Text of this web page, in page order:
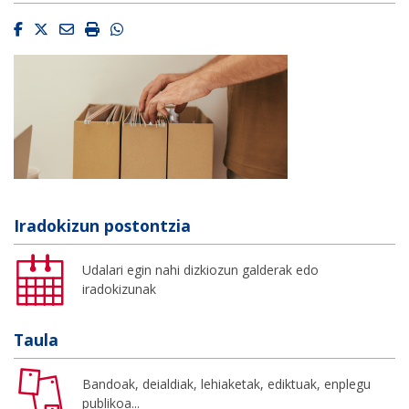
Facebook
Twitter
EmailImprimirWhatsapp
Iradokizun postontzia
Udalari egin nahi dizkiozun galderak edo
iradokizunak
Taula
Bandoak, deialdiak, lehiaketak, ediktuak, enplegu
publikoa...